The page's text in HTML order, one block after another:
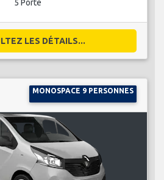
5 Porte
LES DÉTAILS...
MONOSPACE 9 PERSONNES